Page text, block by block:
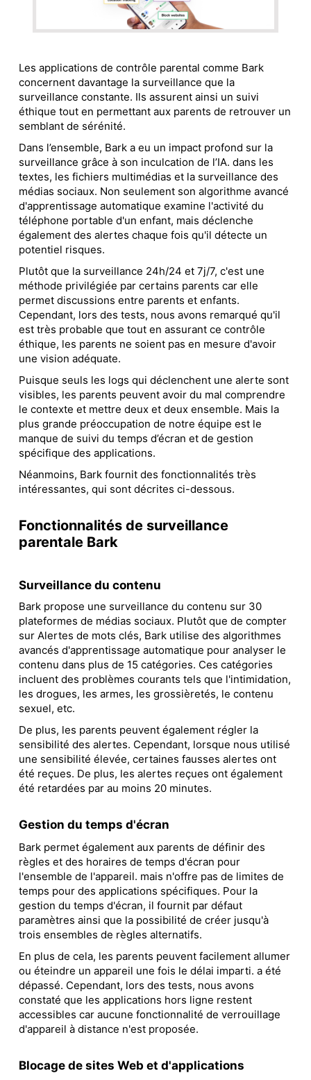
Les applications de contrôle parental comme Bark
concernent davantage la surveillance que la
surveillance constante. Ils assurent ainsi un suivi
éthique tout en permettant aux parents de retrouver un
semblant de sérénité.
Dans l’ensemble, Bark a eu un impact profond sur la
surveillance grâce à son inculcation de l’IA. dans les
textes, les fichiers multimédias et la surveillance des
médias sociaux. Non seulement son algorithme avancé
d'apprentissage automatique examine l'activité du
téléphone portable d'un enfant, mais déclenche
également des alertes chaque fois qu'il détecte un
potentiel risques.
Plutôt que la surveillance 24h/24 et 7j/7, c'est une
méthode privilégiée par certains parents car elle
permet discussions entre parents et enfants.
Cependant, lors des tests, nous avons remarqué qu'il
est très probable que tout en assurant ce contrôle
éthique, les parents ne soient pas en mesure d'avoir
une vision adéquate.
Puisque seuls les logs qui déclenchent une alerte sont
visibles, les parents peuvent avoir du mal comprendre
le contexte et mettre deux et deux ensemble. Mais la
plus grande préoccupation de notre équipe est le
manque de suivi du temps d’écran et de gestion
spécifique des applications.
Néanmoins, Bark fournit des fonctionnalités très
intéressantes, qui sont décrites ci-dessous.
Fonctionnalités de surveillance
parentale Bark
Surveillance du contenu
Bark propose une surveillance du contenu sur 30
plateformes de médias sociaux. Plutôt que de compter
sur Alertes de mots clés, Bark utilise des algorithmes
avancés d'apprentissage automatique pour analyser le
contenu dans plus de 15 catégories. Ces catégories
incluent des problèmes courants tels que l'intimidation,
les drogues, les armes, les grossièretés, le contenu
sexuel, etc.
De plus, les parents peuvent également régler la
sensibilité des alertes. Cependant, lorsque nous utilisé
une sensibilité élevée, certaines fausses alertes ont
été reçues. De plus, les alertes reçues ont également
été retardées par au moins 20 minutes.
Gestion du temps d'écran
Bark permet également aux parents de définir des
règles et des horaires de temps d'écran pour
l'ensemble de l'appareil. mais n'offre pas de limites de
temps pour des applications spécifiques. Pour la
gestion du temps d'écran, il fournit par défaut
paramètres ainsi que la possibilité de créer jusqu'à
trois ensembles de règles alternatifs.
En plus de cela, les parents peuvent facilement allumer
ou éteindre un appareil une fois le délai imparti. a été
dépassé. Cependant, lors des tests, nous avons
constaté que les applications hors ligne restent
accessibles car aucune fonctionnalité de verrouillage
d'appareil à distance n'est proposée.
Blocage de sites Web et d'applications